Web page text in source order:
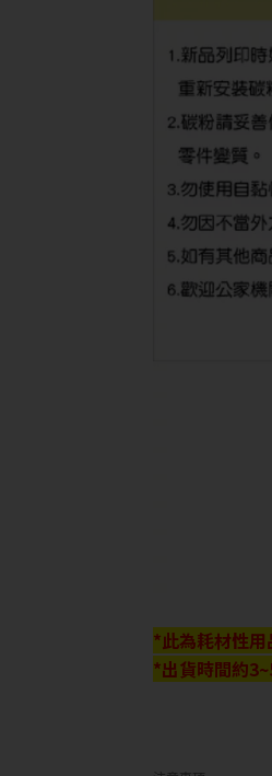
*此為耗材性
*出貨時間約